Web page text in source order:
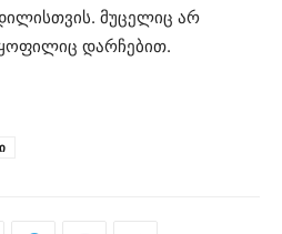
მუცელიც არ
დარჩებით.